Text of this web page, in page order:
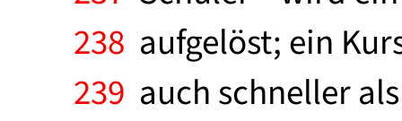
238 aufgelöst; ein
239 auch schneller